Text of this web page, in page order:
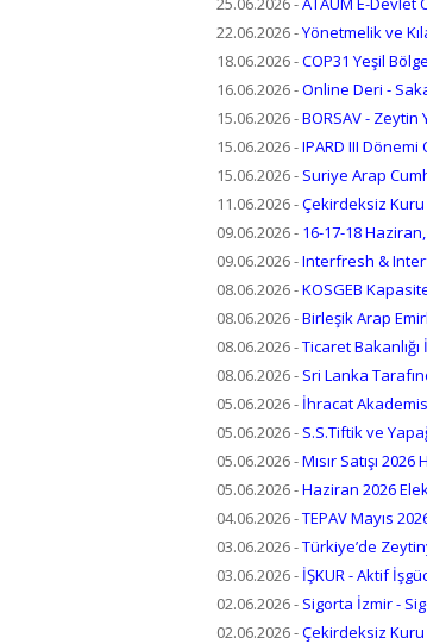
22.06.2026-Yönetmelik ve
18.06.2026-COP31 Yeşil
16.06.2026-Online Deri -
15.06.2026-BORSAV - Zeytin
15.06.2026-IPARD III Dönemi
15.06.2026- Suriye Arap
11.06.2026-Çekirdeksiz Kuru
09.06.2026- 16-17-18
09.06.2026-Interfresh &
08.06.2026-KOSGEB
08.06.2026-Birleşik Arap
08.06.2026-Ticaret
08.06.2026- Sri Lanka
05.06.2026- İhracat
05.06.2026- S.S.Tiftik ve
05.06.2026-Mısır Satışı
05.06.2026-Haziran 2026
04.06.2026-TEPAV Mayıs
03.06.2026-Türkiye’de
03.06.2026- İŞKUR - Aktif
02.06.2026- Sigorta İzmir -
02.06.2026-Çekirdeksiz Kuru